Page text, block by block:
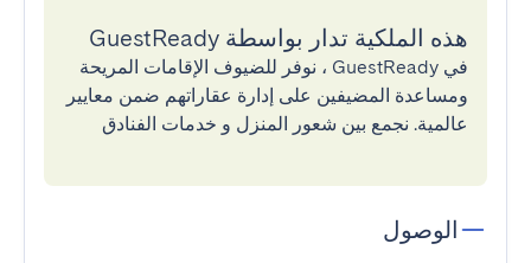
هذه الملكية تدار بواسطة GuestReady
في GuestReady ، نوفر للضيوف الإقامات المريحة
ومساعدة المضيفين على إدارة عقاراتهم ضمن معايير
عالمية. نجمع بين شعور المنزل و خدمات الفنادق
الوصول